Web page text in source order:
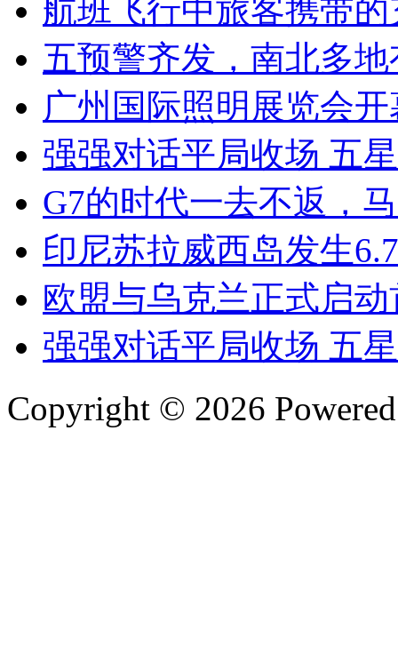
航班飞行中旅客携带
五预警齐发，南北多
广州国际照明展览会
强强对话平局收场 五
G7的时代一去不返，
印尼苏拉威西岛发生
欧盟与乌克兰正式启
强强对话平局收场 五
Copyright © 2026